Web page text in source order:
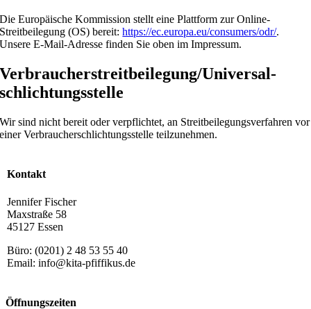
Die Europäische Kommission stellt eine Plattform zur Online-
Streitbeilegung (OS) bereit:https://ec.europa.eu/consumers/odr/.
Unsere E-Mail-Adresse finden Sie oben im Impressum.
Verbraucher­streit­beilegung/Universal­
schlichtungs­stelle
Wir sind nicht bereit oder verpflichtet, an Streitbeilegungsverfahren vor
einer Verbraucherschlichtungsstelle teilzunehmen.
Kontakt
Jennifer Fischer
Maxstraße 58
45127 Essen
Büro: (0201) 2 48 53 55 40
Email: info@kita-pfiffikus.de
Öffnungszeiten